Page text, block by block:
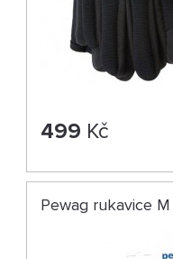
499 Kč
Pewag rukavice M